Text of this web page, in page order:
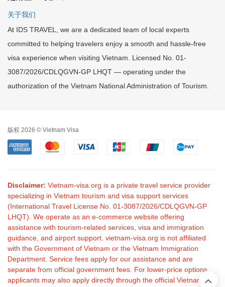
关于我们
At IDS TRAVEL, we are a dedicated team of local experts
committed to helping travelers enjoy a smooth and hassle-free
visa experience when visiting Vietnam. Licensed No. 01-
3087/2026/CDLQGVN-GP LHQT — operating under the
authorization of the Vietnam National Administration of Tourism.
版权 2026 © Vietnam Visa
Disclaimer: Vietnam-visa.org is a private travel service provider
specializing in Vietnam tourism and visa support services
(International Travel License No. 01-3087/2026/CDLQGVN-GP
LHQT). We operate as an e-commerce website offering
assistance with tourism-related services, visa and immigration
guidance, and airport support. vietnam-visa.org is not affiliated
with the Government of Vietnam or the Vietnam Immigration
Department. Service fees apply for our assistance and are
separate from official government fees. For lower-price options,
applicants may also apply directly through the official Vietnam